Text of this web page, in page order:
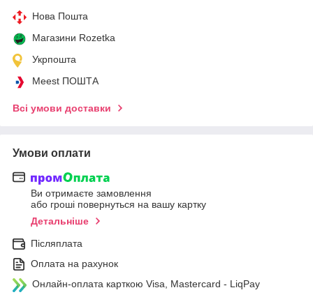
Нова Пошта
Магазини Rozetka
Укрпошта
Meest ПОШТА
Всі умови доставки
Умови оплати
Ви отримаєте замовлення
або гроші повернуться на вашу картку
Детальніше
Післяплата
Оплата на рахунок
Онлайн-оплата карткою Visa, Mastercard - LiqPay